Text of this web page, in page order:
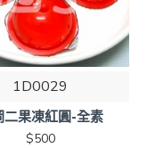
1D0029
二果凍紅圓-全素
$500